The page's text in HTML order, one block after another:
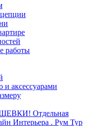
работы
аксессуарами
Отдельная
Интерьера . Рум Тур